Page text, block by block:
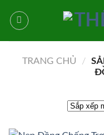
qua
TRANG CHỦ
/